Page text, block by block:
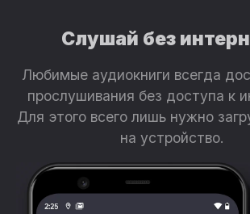
Слушай без
Любимые аудиокниги всегда
прослушивания без доступа к
Для этого всего лишь нужно
на устройство.